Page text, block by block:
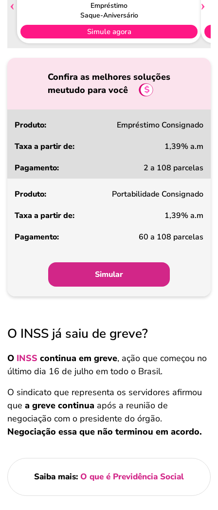
Empréstimo
Saque-Aniversário
Simule agora
Confira as melhores soluções
meutudo para você
Produto
a
de
Pagamento
Empréstimo Consignado
1,39% a.m
2 a 108 parcelas
Portabilidade Consignado
1,39% a.m
60 a 108 parcelas
Simular
O INSS já saiu de greve?
O INSS continua em greve, ação que começou no
último dia 16 de julho em todo o Brasil.
O sindicato que representa os servidores afirmou
que a greve continua após a reunião de
negociação com o presidente do órgão.
Negociação essa que não terminou em acordo.
Saiba mais: O que é Previdência Social